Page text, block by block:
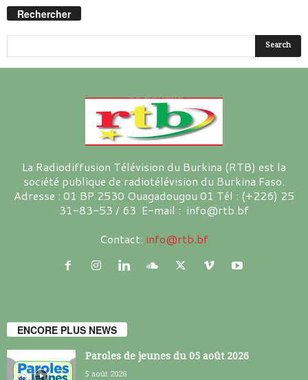
Rechercher
La Radiodiffusion Télévision du Burkina (RTB) est la
société publique de radiotélévision du Burkina Faso.
Adresse : 01 BP 2530 Ouagadougou 01 Tél : (+226) 25
31-83-53 / 63 E-mail : info@rtb.bf
Contact: info@rtb.bf
ENCORE PLUS NEWS
Paroles de jeunes du 05 août 2026
5 août 2026